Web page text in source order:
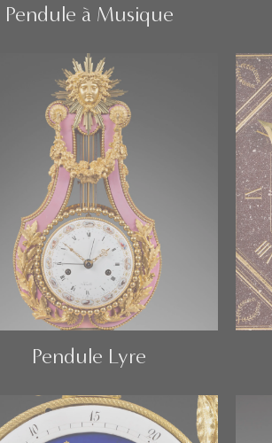
Pendule à Musique
Pendule Lyre